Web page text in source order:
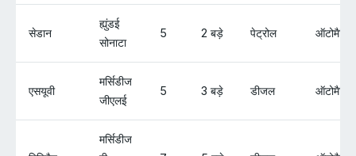
सेडान
ह्युंडई
सोनाटा
5 2 बड़े पेट्रोल ऑटोमैटिक
एसयूवी
मर्सिडीज
जीएलई
5 3 बड़े डीजल ऑटोमैटिक
मर्सिडीज